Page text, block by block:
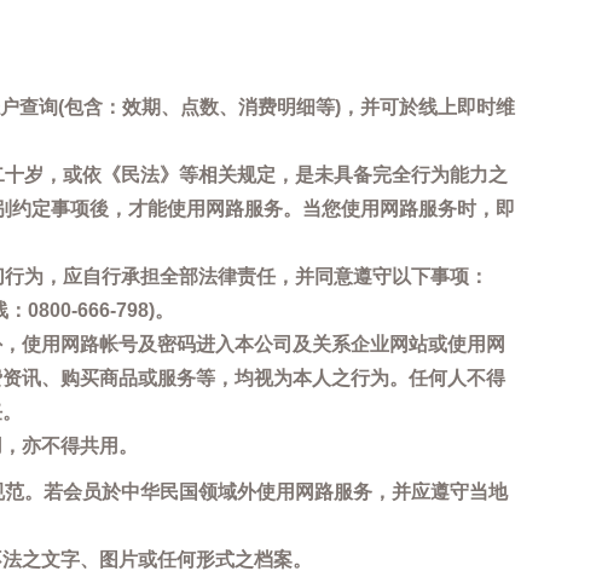
查询(包含：效期、点数、消费明细等)，并可於线上即时维
岁，或依《民法》等相关规定，是未具备完全行为能力之
定事项後，才能使用网路服务。当您使用网路服务时，即
为，应自行承担全部法律责任，并同意遵守以下事项：
0800-666-798)。
使用网路帐号及密码进入本公司及关系企业网站或使用网
讯、购买商品或服务等，均视为本人之行为。任何人不得
亦不得共用。
。若会员於中华民国领域外使用网路服务，并应遵守当地
之文字、图片或任何形式之档案。